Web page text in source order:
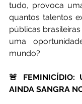
tudo, provoca
quantos talentos
públicas
uma
mundo?
🚨 FEMINICÍDIO:
AINDA SANGRA